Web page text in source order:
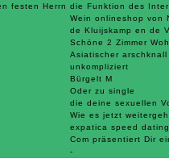
festen Herrn die Funktion des
Wein onlineshop von
de Kluijskamp en de
Schöne 2 Zimmer
Asiatischer arschknall
unkompliziert
Bürgelt M
Oder zu single
die deine sexuellen
Wie es jetzt
expatica speed
Com präsentiert Dir
-